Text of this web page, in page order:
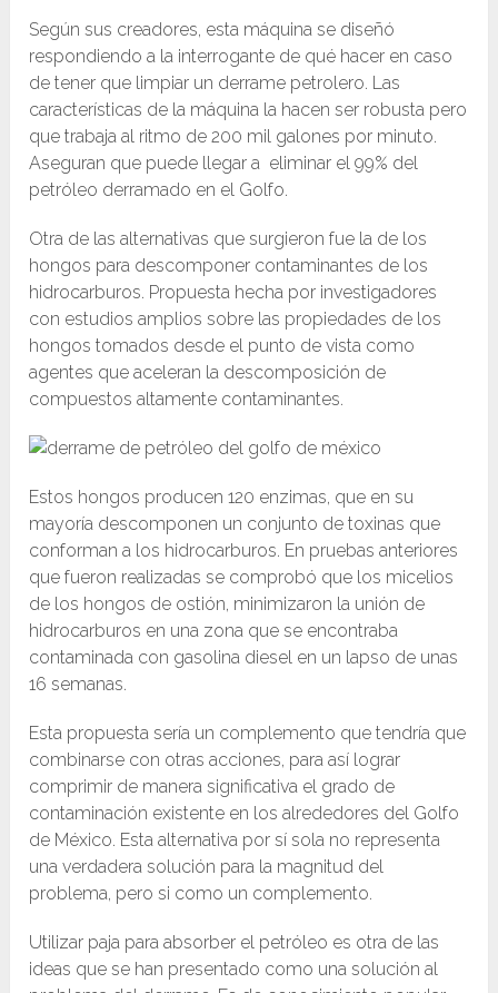
Según sus creadores, esta máquina se diseñó
respondiendo a la interrogante de qué hacer en caso
de tener que limpiar un derrame petrolero. Las
características de la máquina la hacen ser robusta pero
que trabaja al ritmo de 200 mil galones por minuto.
Aseguran que puede llegar a eliminar el 99% del
petróleo derramado en el Golfo.
Otra de las alternativas que surgieron fue la de los
hongos para descomponer contaminantes de los
hidrocarburos. Propuesta hecha por investigadores
con estudios amplios sobre las propiedades de los
hongos tomados desde el punto de vista como
agentes que aceleran la descomposición de
compuestos altamente contaminantes.
Estos hongos producen 120 enzimas, que en su
mayoría descomponen un conjunto de toxinas que
conforman a los hidrocarburos. En pruebas anteriores
que fueron realizadas se comprobó que los micelios
de los hongos de ostión, minimizaron la unión de
hidrocarburos en una zona que se encontraba
contaminada con gasolina diesel en un lapso de unas
16 semanas.
Esta propuesta sería un complemento que tendría que
combinarse con otras acciones, para así lograr
comprimir de manera significativa el grado de
contaminación existente en los alrededores del Golfo
de México. Esta alternativa por sí sola no representa
una verdadera solución para la magnitud del
problema, pero si como un complemento.
Utilizar paja para absorber el petróleo es otra de las
ideas que se han presentado como una solución al